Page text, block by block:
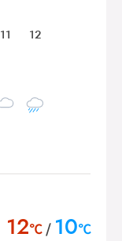
11 12
12℃ 10℃